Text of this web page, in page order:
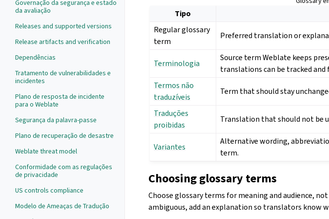
Governação da segurança e estado
da avaliação
Releases and supported versions
Release artifacts and verification
Dependências
Tratamento de vulnerabilidades e
incidentes
Plano de resposta de incidente
para o Weblate
Segurança da palavra-passe
Plano de recuperação de desastre
Weblate threat model
Conformidade com as regulações
de privacidade
US controls compliance
Modelo de Ameaças de Tradução
Tipo
Regular glossary
term
Preferred translation or
Terminologia
Source term Weblate keeps
translations can be tracked and
Termos não
traduzíveis
Term that should stay
Traduções
proibidas
Translation that should not be
Variantes
Alternative wording,
term.
Choosing glossary terms
Choose glossary terms for meaning and audience,
ambiguous, add an explanation so translators know